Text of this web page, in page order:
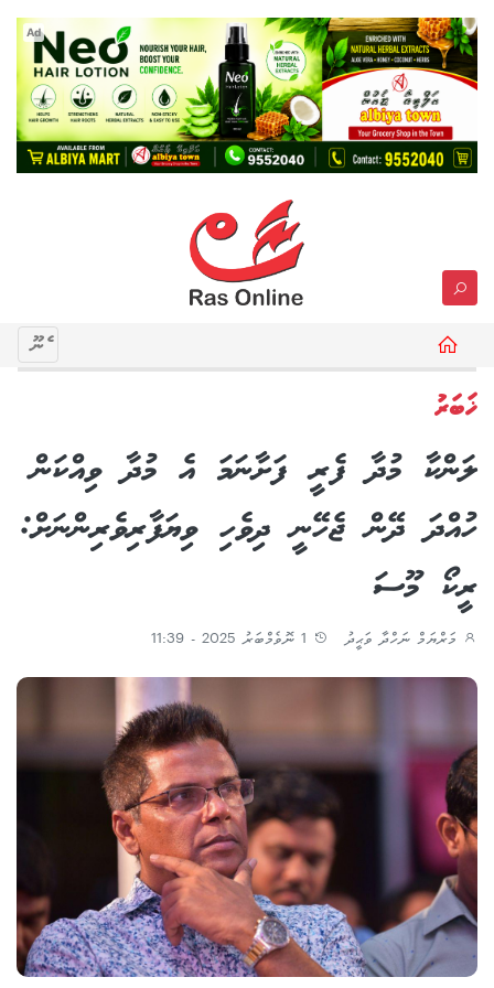
Ad
މެނޫ
ޚަބަރު
ލަންކާ މުދާ ފެރީ ފަށާނަމަ އެ މުދާ ވިއްކަން
ހުއްދަ ދޭން ޖެހޭނީ ދިވެހި ވިޔަފާރިވެރިންނަށް:
ރީކޯ މޫސަ
މަރްޔަމް ނަހްދާ ވަޙީދު